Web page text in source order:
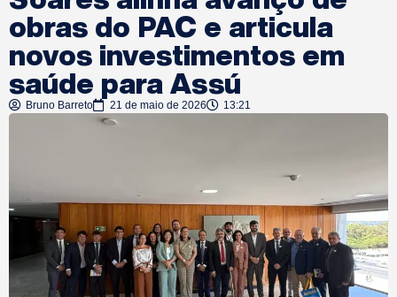
obras do PAC e articula
novos investimentos em
saúde para Assú
Bruno Barreto 21 de maio de 2026 13:21